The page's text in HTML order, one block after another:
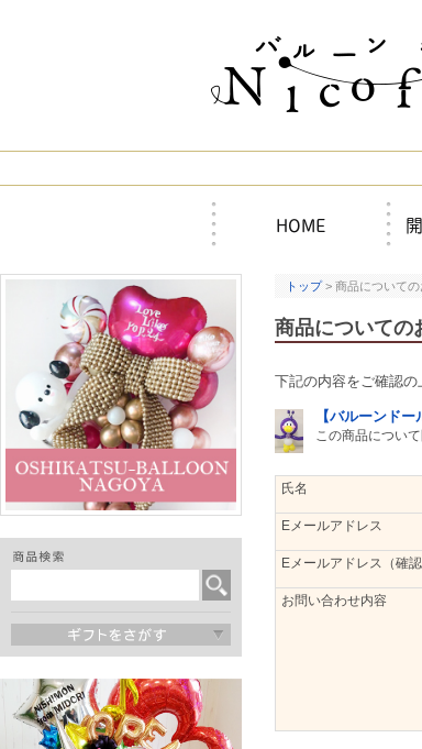
HOME
トップ> 商品についての
商品についての
下記の内容をご確認の
【バルーンド
この商品につい
氏名
Eメールアドレス
Eメールアドレス（確認
お問い合わせ内容